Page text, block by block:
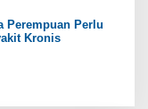
Perempuan Perlu
Kronis